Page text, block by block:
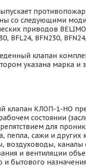
со следующими
приводов
BFL24, BFN230,
клапан
указана марка и
клапан КЛОП-1-НО
состоянии
для
пепла, сажи и других
воздуховоды, каналы
и вентиляции
бытового